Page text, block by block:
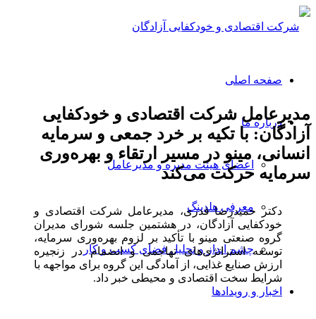
صفحه اصلی
درباره ما
اعضای هیئت مدیره و مدیرعامل
معرفی هلدینگ
چشم انداز و تحلیل فضای کسب و کار
اخبار و رویدادها
مدیرعامل شرکت اقتصادی و خودکفایی
آزادگان: با تکیه بر خرد جمعی و سرمایه
انسانی، مینو در مسیر ارتقاء و بهره‌وری
سرمایه حرکت می‌کند
دکتر حمیدرضا قدری، مدیرعامل شرکت اقتصادی و
خودکفایی آزادگان، در هشتمین جلسه شورای مدیران
گروه صنعتی مینو با تأکید بر لزوم بهره‌وری سرمایه،
توسعه استراتژی‌های تهاجمی و انضمام در زنجیره
ارزش صنایع غذایی، از آمادگی این گروه برای مواجهه با
شرایط سخت اقتصادی و محیطی خبر داد.